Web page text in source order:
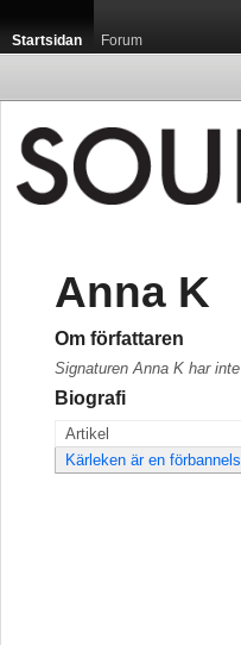
Startsidan Forum
Anna K
Om författaren
Signaturen Anna K har
Biografi
Artikel
Kärleken är en